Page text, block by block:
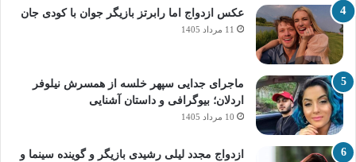
عکس ازدواج اما رابرتز بازیگر جوان با کودی جان
11 مرداد 1405
ماجرای جدایی سپهر خلسه از همسرش نیلوفر
اردلان؛ بیوگرافی و داستان آشنایی
10 مرداد 1405
ازدواج مجدد لیلی رشیدی بازیگر و گوینده سینما و